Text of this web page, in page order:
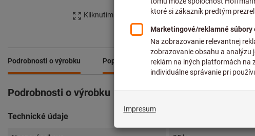
Kliknutím zväčšíte obrázok
Podrobnosti o výrobku Popis Súbory na stiahnutie a dokumenty
Podrobnosti o výrobku
Technické údaje